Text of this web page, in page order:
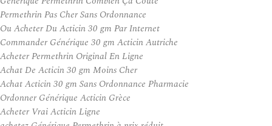
Permethrin Pas Cher Sans Ordonnance
Ou Acheter Du Acticin 30 gm Par Internet
Commander Générique 30 gm Acticin Autriche
Acheter Permethrin Original En Ligne
Achat De Acticin 30 gm Moins Cher
Achat Acticin 30 gm Sans Ordonnance Pharmacie
Ordonner Générique Acticin Grèce
Acheter Vrai Acticin Ligne